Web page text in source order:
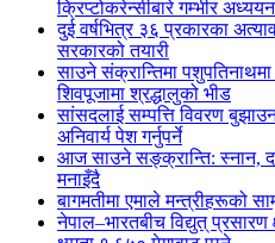
क्रिप्टोकरेन्सीबारे गम्भीर
दुई वर्षभित्र ३६ प्रकारका
सरकारको तयारी
साउने संक्रान्तिमा
शिवपूजामा श्रद्धालुको भीड
सांसदलाई सम्पत्ति विवरण
अनिवार्य पेश गर्नुपर्ने
आज साउने सङ्क्रान्ति: स्नान,
मनाइँदै
बागमतीमा एमाले मन्त्रीहरूको
नेपाल–भारतबीच विद्युत् प्रसारण